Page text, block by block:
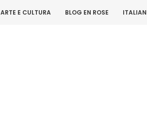
ARTE E CULTURA BLOG EN ROSE